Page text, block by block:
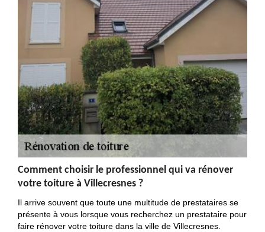
Comment choisir le professionnel qui va rénover
votre toiture à Villecresnes ?
Il arrive souvent que toute une multitude de prestataires se
présente à vous lorsque vous recherchez un prestataire pour
faire rénover votre toiture dans la ville de Villecresnes.